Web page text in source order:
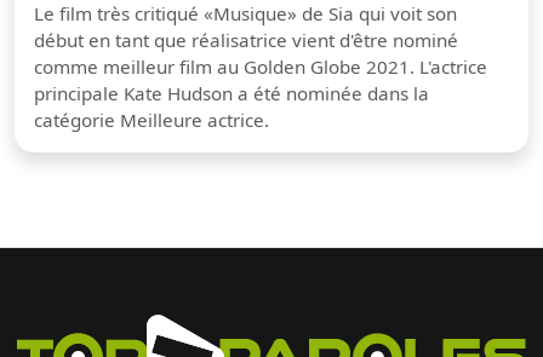
Le film très critiqué «Musique» de Sia qui voit son
début en tant que réalisatrice vient d'être nominé
comme meilleur film au Golden Globe 2021. L'actrice
principale Kate Hudson a été nominée dans la
catégorie Meilleure actrice.